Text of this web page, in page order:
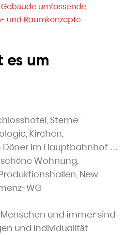
umfassende,
und Raumkonzepte.
es um
Sterne-
Kirchen,
Döner im Hauptbahnhof …
Wohnung,
New
WG
und immer sind
und Individualität